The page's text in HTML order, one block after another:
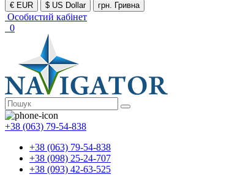
€ EUR
$ US Dollar грн. Гривна
Особистий кабінет
0
+38 (063) 79-54-838
+38 (063) 79-54-838
+38 (098) 25-24-707
+38 (093) 42-63-525